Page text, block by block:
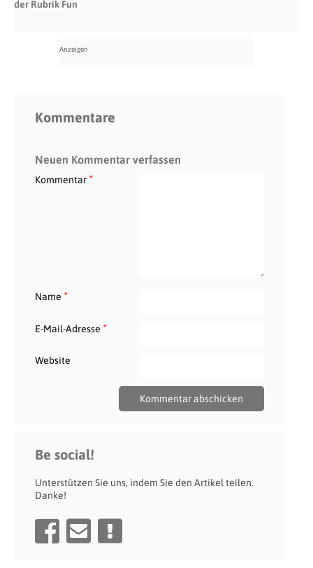
der Rubrik Fun
Kommentare
Neuen Kommentar verfassen
Kommentar*
Name *
E-Mail-Adresse *
Website
Be social!
Unterstützen Sie uns, indem Sie den Artikel teilen.
Danke!